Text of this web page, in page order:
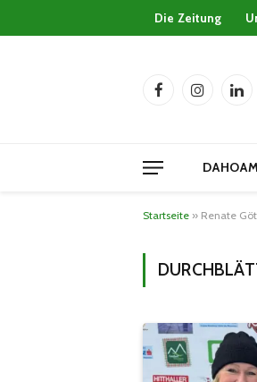
Die Zeitung
FacebookInstagram
DAHOAM
Startseite » Renate